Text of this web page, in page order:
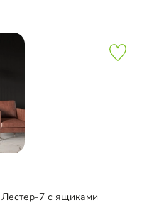
7 с ящиками